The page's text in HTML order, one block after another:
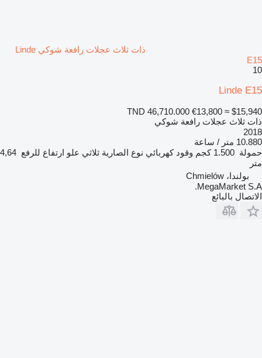
ذات ثلاث عجلات رافعة شوكي Linde
E15
10
Linde E15
TND 46,710.000 €13,800 ≈ $15,940
ذات ثلاث عجلات رافعة شوكي
2018
10.880 متر / ساعة
حمولة 1.500 كجم وقود كهربائي نوع الصارية ثلاثي علو ارتفاع للرفع 4,64
متر
بولندا، Chmielów
MegaMarket S.A.
الاتصال بالبائع